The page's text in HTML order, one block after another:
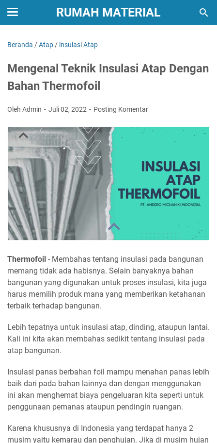
RUMAH MATERIAL
Beranda /Atap / insulasi Atap
Mengenal Teknik Insulasi Atap Dengan
Bahan Thermofoil
Oleh Admin Juli 02, 2022 Posting Komentar
Thermofoil - Membahas tentang insulasi pada bangunan
memang tidak ada habisnya. Selain banyaknya bahan
bangunan yang digunakan untuk proses insulasi, kita juga
harus memilih produk mana yang memberikan ketahanan
terbaik terhadap bangunan.
Lebih tepatnya untuk insulasi atap, dinding, ataupun lantai.
Kali ini kita akan membahas sedikit tentang insulasi pada
atap bangunan.
Insulasi panas berbahan foil mampu menahan panas lebih
baik dari pada bahan lainnya dan dengan menggunakan
ini akan menghemat biaya pengeluaran kita seperti untuk
penggunaan pemanas ataupun pendingin ruangan.
Karena khususnya di Indonesia yang terdapat hanya 2
musim yaitu kemarau dan penghujan. Jika di musim hujan